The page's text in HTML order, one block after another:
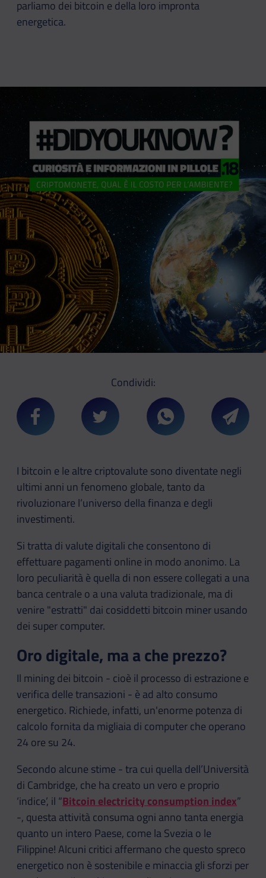
parliamo dei bitcoin e della loro impronta
energetica.
Condividi:
Condividi su FacebookCondividi su TwitterCondividi su
I bitcoin e le altre criptovalute sono diventate negli
ultimi anni un fenomeno globale, tanto da
rivoluzionare l’universo della finanza e degli
investimenti.
Si tratta di valute digitali che consentono di
effettuare pagamenti online in modo anonimo. La
loro peculiarità è quella di non essere collegati a una
banca centrale o a una valuta tradizionale, ma di
venire "estratti" dai cosiddetti bitcoin miner usando
dei super computer.
Oro digitale, ma a che prezzo?
Il mining dei bitcoin - cioè il processo di estrazione e
verifica delle transazioni - è ad alto consumo
energetico. Richiede, infatti, un'enorme potenza di
calcolo fornita da migliaia di computer che operano
24 ore su 24.
Secondo alcune stime - tra cui quella dell’Università
di Cambridge, che ha creato un vero e proprio
‘indice’, il “Bitcoin electricity consumption index”
-, questa attività consuma ogni anno tanta energia
quanto un intero Paese, come la Svezia o le
Filippine! Alcuni critici affermano che questo spreco
energetico non è sostenibile e minaccia gli sforzi per